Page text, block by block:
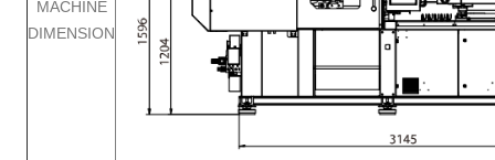
MACHINE
DIMENSION